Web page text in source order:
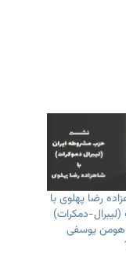
رضا پهلوی با
دمکرات)
یوسفی